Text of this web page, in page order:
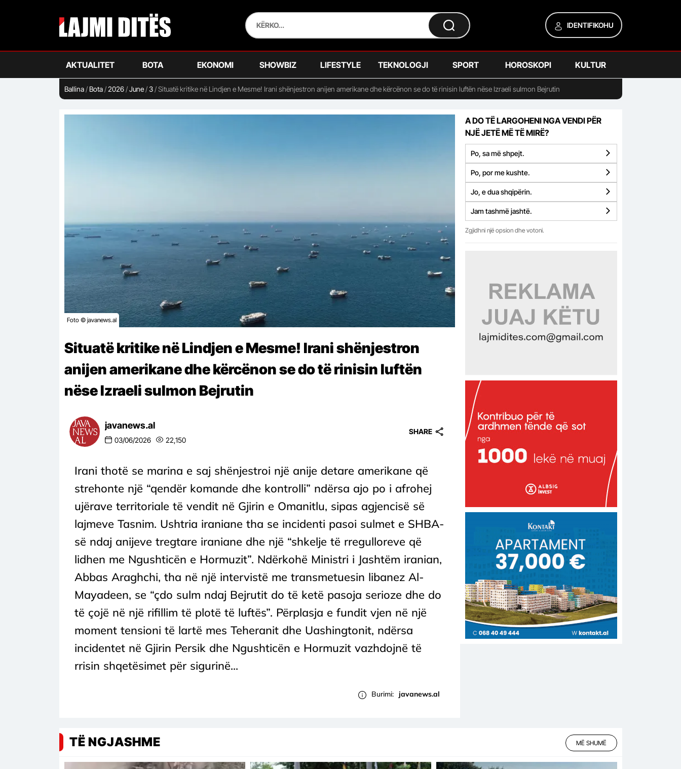
IDENTIFIKOHU
AKTUALITET BOTA EKONOMI SHOWBIZ LIFESTYLE TEKNOLOGJI SPORT HOROSKOPI KULTUR
Ballina/ Bota/2026/June/3/Situatë kritike në Lindjen e Mesme! Irani shënjestron anijen amerikane dhe kërcënon se do të rinisin luftën nëse Izraeli sulmon Bejrutin
Foto © javanews.al
Situatë kritike në Lindjen e Mesme! Irani shënjestron
anijen amerikane dhe kërcënon se do të rinisin luftën
nëse Izraeli sulmon Bejrutin
javanews.al
03/06/2026 22,150
SHARE
Irani thotë se marina e saj shënjestroi një anije detare amerikane që
strehonte një “qendër komande dhe kontrolli” ndërsa ajo po i afrohej
ujërave territoriale të vendit në Gjirin e Omanitlu, sipas agjencisë së
lajmeve Tasnim. Ushtria iraniane tha se incidenti pasoi sulmet e SHBA-
së ndaj anijeve tregtare iraniane dhe një “shkelje të rregulloreve që
lidhen me Ngushticën e Hormuzit”. Ndërkohë Ministri i Jashtëm iranian,
Abbas Araghchi, tha në një intervistë me transmetuesin libanez Al-
Mayadeen, se “çdo sulm ndaj Bejrutit do të ketë pasoja serioze dhe do
të çojë në një rifillim të plotë të luftës”. Përplasja e fundit vjen në një
moment tensioni të lartë mes Teheranit dhe Uashingtonit, ndërsa
incidentet në Gjirin Persik dhe Ngushticën e Hormuzit vazhdojnë të
rrisin shqetësimet për sigurinë...
Burimi: javanews.al
A DO TË LARGOHENI NGA VENDI PËR
NJË JETË MË TË MIRË?
Po, sa më shpejt.
Po, por me kushte.
Jo, e dua shqipërin.
Jam tashmë jashtë.
Zgjidhni një opsion dhe votoni.
TË NGJASHME MË SHUMË